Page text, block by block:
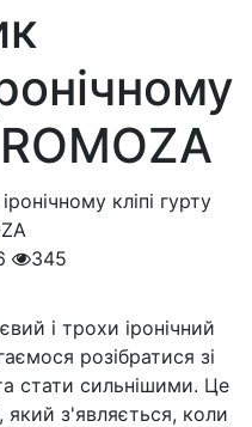
345
і трохи іронічний
розібратися зі
стати сильнішими. Це
який з'являється, коли